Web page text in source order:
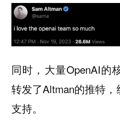
同时，大量OpenAI的
转发了Altman的推特
支持。